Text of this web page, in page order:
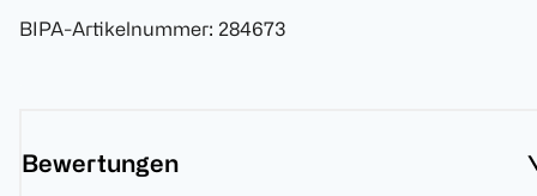
BIPA-Artikelnummer: 284673
Bewertungen